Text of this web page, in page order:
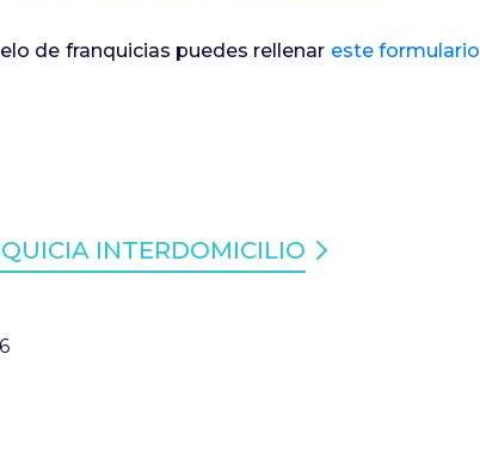
de franquicias puedes rellenar este formulario
INTERDOMICILIO